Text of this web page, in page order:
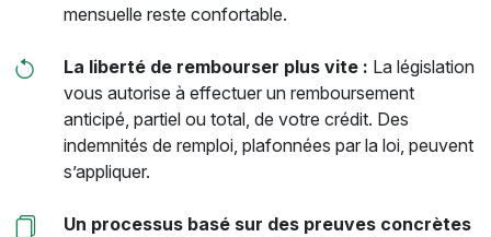
mensuelle reste confortable.
La liberté de rembourser plus vite : La législation
vous autorise à effectuer un remboursement
anticipé, partiel ou total, de votre crédit. Des
indemnités de remploi, plafonnées par la loi, peuvent
s’appliquer.
Un processus basé sur des preuves concrètes